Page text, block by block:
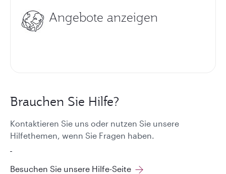
Angebote anzeigen
Brauchen Sie Hilfe?
Kontaktieren Sie uns oder nutzen Sie unsere
Hilfethemen, wenn Sie Fragen haben.
Besuchen Sie unsere Hilfe-Seite